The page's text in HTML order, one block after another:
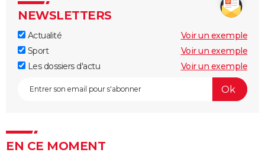
NEWSLETTERS
Actualité
Voir un exemple
Sport
Voir un exemple
Les dossiers d'actu
Voir un exemple
EN CE MOMENT